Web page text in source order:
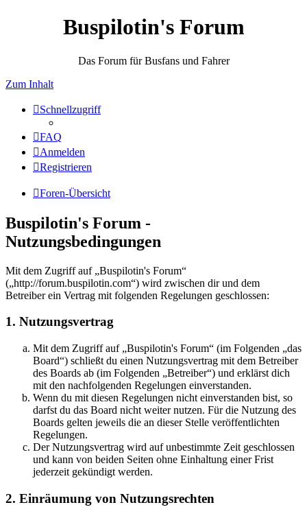
Buspilotin's Forum
Das Forum für Busfans und Fahrer
Zum Inhalt
Schnellzugriff
FAQ
Anmelden
Registrieren
Foren-Übersicht
Buspilotin's Forum -
Nutzungsbedingungen
Mit dem Zugriff auf „Buspilotin's Forum“
(„http://forum.buspilotin.com“) wird zwischen dir und dem
Betreiber ein Vertrag mit folgenden Regelungen geschlossen:
1. Nutzungsvertrag
Mit dem Zugriff auf „Buspilotin's Forum“ (im Folgenden „das
Board“) schließt du einen Nutzungsvertrag mit dem Betreiber
des Boards ab (im Folgenden „Betreiber“) und erklärst dich
mit den nachfolgenden Regelungen einverstanden.
Wenn du mit diesen Regelungen nicht einverstanden bist, so
darfst du das Board nicht weiter nutzen. Für die Nutzung des
Boards gelten jeweils die an dieser Stelle veröffentlichten
Regelungen.
Der Nutzungsvertrag wird auf unbestimmte Zeit geschlossen
und kann von beiden Seiten ohne Einhaltung einer Frist
jederzeit gekündigt werden.
2. Einräumung von Nutzungsrechten